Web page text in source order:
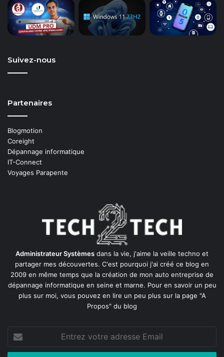
Suivez-nous
Partenaires
Blogmotion
Coreight
Dépannage informatique
IT-Connect
Voyages Parapente
Administrateur Systèmes dans la vie, j'aime la veille techno et
partager mes découvertes. C'est pourquoi j'ai créé ce blog en
2009 en même temps que la création de mon auto entreprise de
dépannage informatique en seine et marne. Pour en savoir un peu
plus sur moi, vous pouvez en lire un peu plus sur la page "A
Propos" du blog
votre
adresse